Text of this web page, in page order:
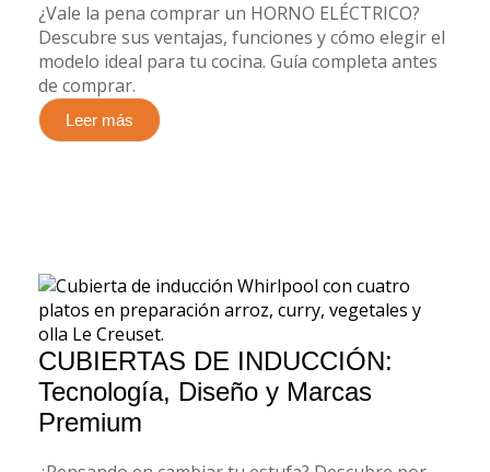
¿Vale la pena comprar un HORNO ELÉCTRICO?
Descubre sus ventajas, funciones y cómo elegir el
modelo ideal para tu cocina. Guía completa antes
de comprar.
Leer más
CUBIERTAS DE INDUCCIÓN:
Tecnología, Diseño y Marcas
Premium